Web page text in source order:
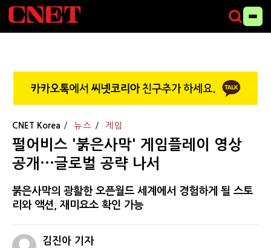
CNET Korea 뉴스 게임
펄어비스 '붉은사막' 게임플레이 영상
공개···글로벌 공략 나서
붉은사막의 광활한 오픈월드 세계에서 경험하게 될 스토
리와 액션, 재미요소 확인 가능
김진아 기자